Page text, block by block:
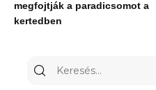
megfojtják a paradicsomot a
kertedben
Keresés